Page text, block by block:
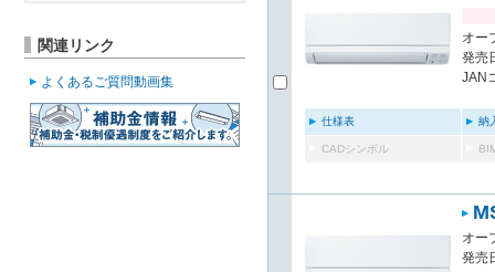
オー
発売
JAN
仕様表 納
CADシンボル
オー
発売
関連リンク
よくあるご質問動画集